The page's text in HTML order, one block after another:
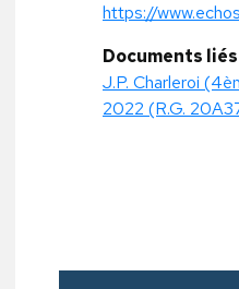
https://
Documents liés
J.P. Charleroi
2022 (R.G.